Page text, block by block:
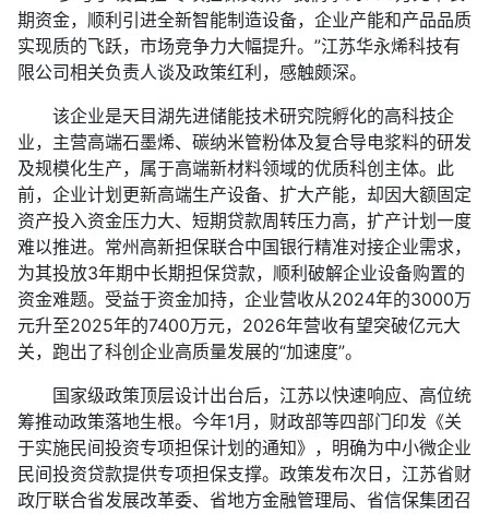
期资金，顺利引进全新智能制造设备，企业产能和产品品质
实现质的飞跃，市场竞争力大幅提升。”江苏华永烯科技有
限公司相关负责人谈及政策红利，感触颇深。
该企业是天目湖先进储能技术研究院孵化的高科技企
业，主营高端石墨烯、碳纳米管粉体及复合导电浆料的研发
及规模化生产，属于高端新材料领域的优质科创主体。此
前，企业计划更新高端生产设备、扩大产能，却因大额固定
资产投入资金压力大、短期贷款周转压力高，扩产计划一度
难以推进。常州高新担保联合中国银行精准对接企业需求，
为其投放3年期中长期担保贷款，顺利破解企业设备购置的
资金难题。受益于资金加持，企业营收从2024年的3000万
元升至2025年的7400万元，2026年营收有望突破亿元大
关，跑出了科创企业高质量发展的“加速度”。
国家级政策顶层设计出台后，江苏以快速响应、高位统
筹推动政策落地生根。今年1月，财政部等四部门印发《关
于实施民间投资专项担保计划的通知》，明确为中小微企业
民间投资贷款提供专项担保支撑。政策发布次日，江苏省财
政厅联合省发展改革委、省地方金融管理局、省信保集团召